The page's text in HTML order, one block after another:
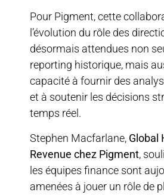
Pour Pigment, cette
l’évolution du rôle des
désormais attendues non
reporting historique, mais
capacité à fournir des
et à soutenir les décisions
temps réel.
Stephen Macfarlane, Global
Revenue chez Pigment,
les équipes finance sont
amenées à jouer un rôle de